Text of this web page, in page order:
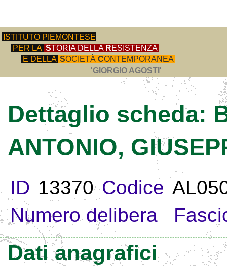
ISTITUTO PIEMONTESE
PER LA STORIA DELLA RESISTENZA
E DELLA SOCIETÀ CONTEMPORANEA
'GIORGIO AGOSTI'
Dettaglio scheda:
ANTONIO,
ID 13370 Codice
Numero delibera
Dati anagrafici